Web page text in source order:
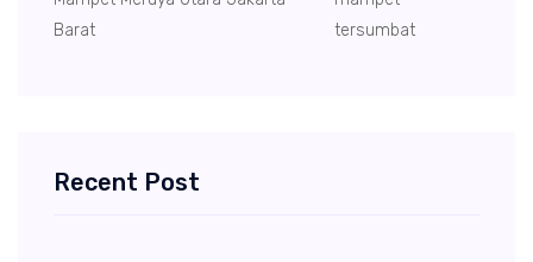
Barat
tersumbat
Recent Post